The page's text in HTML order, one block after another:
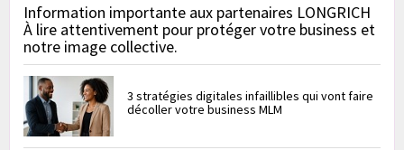
Information importante aux partenaires LONGRICH
À lire attentivement pour protéger votre business et
notre image collective.
3 stratégies digitales infaillibles qui vont faire
décoller votre business MLM